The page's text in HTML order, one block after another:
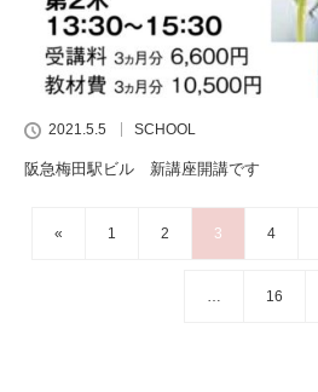
2021.5.5 SCHOOL
阪急梅田駅ビル 新講座開講です
« 1 2 3 4
… 16